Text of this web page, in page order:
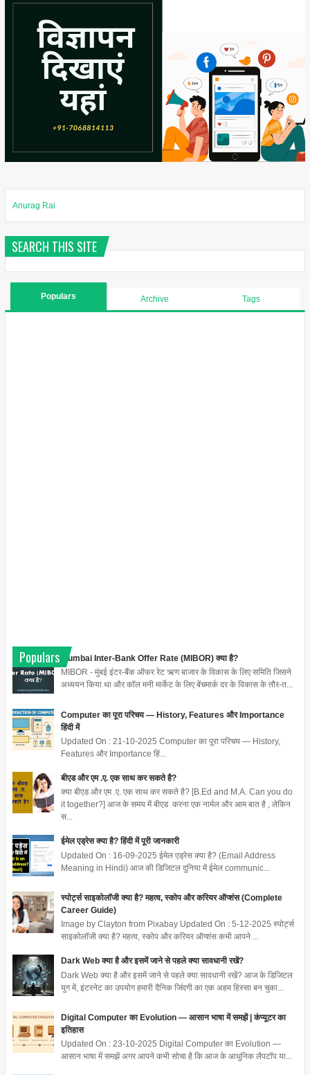
Anurag Rai
SEARCH THIS SITE
Populars Archive Tags
Populars
Mumbai Inter-Bank Offer Rate (MIBOR) क्या है?
MIBOR - मुंबई इंटर-बैंक ऑफर रेट ऋण बाजार के विकास के लिए समिति जिसने
अध्ययन किया था और कॉल मनी मार्केट के लिए बेंचमार्क दर के विकास के तौर-त...
Computer का पूरा परिचय — History, Features और Importance
हिंदी में
Updated On : 21-10-2025 Computer का पूरा परिचय — History,
Features और Importance हिं...
बीएड और एम .ए. एक साथ कर सकते है?
क्या बीएड और एम .ए. एक साथ कर सकते है? [B.Ed and M.A. Can you do
it together?] आज के समय में बीएड करना एक नार्मल और आम बात है , लेकिन
स...
ईमेल एड्रेस क्या है? हिंदी में पूरी जानकारी
Updated On : 16-09-2025 ईमेल एड्रेस क्या है? (Email Address
Meaning in Hindi) आज की डिजिटल दुनिया में ईमेल communic...
स्पोर्ट्स साइकोलॉजी क्या है? महत्व, स्कोप और करियर ऑप्शंस (Complete
Career Guide)
Image by Clayton from Pixabay Updated On : 5-12-2025 स्पोर्ट्स
साइकोलॉजी क्या है? महत्व, स्कोप और करियर ऑप्शंस कभी आपने ...
Dark Web क्या है और इसमें जाने से पहले क्या सावधानी रखें?
Dark Web क्या है और इसमें जाने से पहले क्या सावधानी रखें? आज के डिजिटल
युग में, इंटरनेट का उपयोग हमारी दैनिक जिंदगी का एक अहम हिस्सा बन चुका...
Digital Computer का Evolution — आसान भाषा में समझें | कंप्यूटर का
इतिहास
Updated On : 23-10-2025 Digital Computer का Evolution —
आसान भाषा में समझें अगर आपने कभी सोचा है कि आज के आधुनिक लैपटॉप या...